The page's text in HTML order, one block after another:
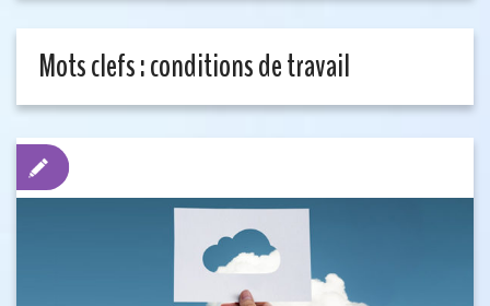
Mots clefs :conditions de travail